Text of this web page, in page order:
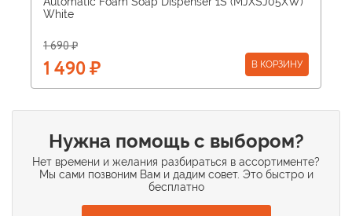
White
1 690 ₽
1 490 ₽ В КОРЗИНУ
Нужна помощь с выбором?
Нет времени и желания разбираться в ассортименте?
Мы сами позвоним Вам и дадим совет. Это быстро и
бесплатно